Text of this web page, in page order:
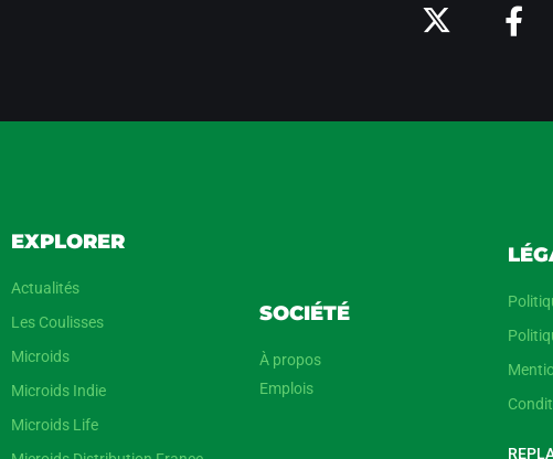
EXPLORER
Actualités
Les Coulisses
Microids
Microids Indie
Microids Life
SOCIÉTÉ
À propos
Emplois